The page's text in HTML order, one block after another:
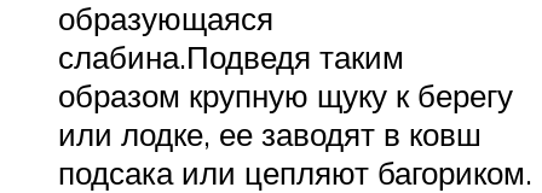
образующаяся
слабина.Подведя таким
образом крупную щуку к берегу
или лодке, ее заводят в ковш
подсака или цепляют багориком.